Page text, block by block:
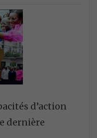
d’action
dernière